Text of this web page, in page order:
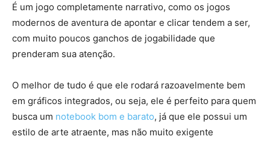
É um jogo completamente narrativo, como os jogos
modernos de aventura de apontar e clicar tendem a ser,
com muito poucos ganchos de jogabilidade que
prenderam sua atenção.
O melhor de tudo é que ele rodará razoavelmente bem
em gráficos integrados, ou seja, ele é perfeito para quem
busca um notebook bom e barato, já que ele possui um
estilo de arte atraente, mas não muito exigente